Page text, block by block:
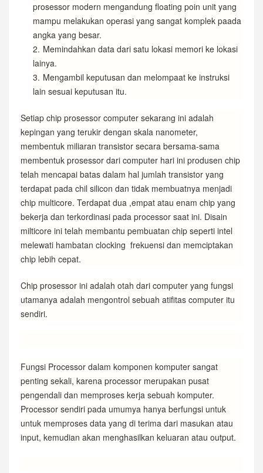
prosessor modern mengandung floating poin unit yang
mampu melakukan operasi yang sangat komplek paada
angka yang besar.
Memindahkan data dari satu lokasi memori ke lokasi
lainya.
Mengambil keputusan dan melompaat ke instruksi
lain sesuai keputusan itu.
Setiap chip prosessor computer sekarang ini adalah
kepingan yang terukir dengan skala nanometer,
membentuk miliaran transistor secara bersama-sama
membentuk prosessor dari computer hari ini produsen chip
telah mencapai batas dalam hal jumlah transistor yang
terdapat pada chil silicon dan tidak membuatnya menjadi
chip multicore. Terdapat dua ,empat atau enam chip yang
bekerja dan terkordinasi pada processor saat ini. Disain
milticore ini telah membantu pembuatan chip seperti intel
melewati hambatan clocking frekuensi dan memciptakan
chip lebih cepat.
Chip prosessor ini adalah otah dari computer yang fungsi
utamanya adalah mengontrol sebuah atifitas computer itu
sendiri.
Fungsi Processor dalam komponen komputer sangat
penting sekali, karena processor merupakan pusat
pengendali dan memproses kerja sebuah komputer.
Processor sendiri pada umumya hanya berfungsi untuk
untuk memproses data yang di terima dari masukan atau
input, kemudian akan menghasilkan keluaran atau output.